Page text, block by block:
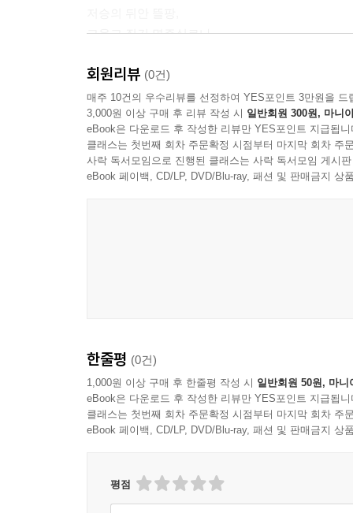
수영洙暎이 아저씨 시詩를 읽을 때면
어디로 간 걸까
조카에게
어린 조카의 시
자화상
향천리
발원
방황의 끝
삶의 끝에서 부른 초월의 노래 - 오세영
고웁고 질긴 명주실로나
어어져 내릴까
너를 위해 밝혀둔
램프 하나,
밤새 기다리다
새벽이면 저 혼자
회원리뷰 (0건)
매주 10건의 우수리뷰를 선정하여 YES포인트 3만원을 드
3,000원 이상 구매 후 리뷰 작성 시 일반회원 300원, 마니
eBook은 다운로드 후 작성한 리뷰만 YES포인트 지급됩니
클래스는 첫번째 회차 주문확정 시점부터 마지막 회차 주
사락 독서모임으로 진행된 클래스는 사락 독서모임 게시
eBook 페이백, CD/LP, DVD/Blu-ray, 패션 및 판매금지 상
한줄평 (0건)
1,000원 이상 구매 후 한줄평 작성 시 일반회원 50원, 마니
eBook은 다운로드 후 작성한 리뷰만 YES포인트 지급됩니
클래스는 첫번째 회차 주문확정 시점부터 마지막 회차 주
eBook 페이백, CD/LP, DVD/Blu-ray, 패션 및 판매금지 상
평점